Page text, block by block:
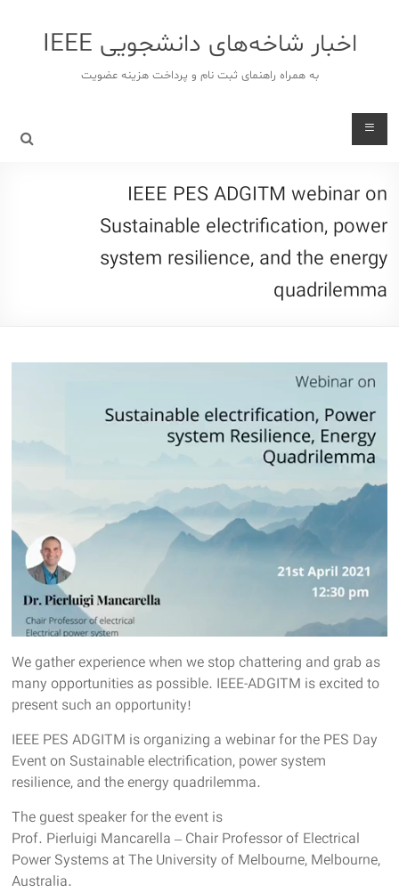
اخبار شاخه‌های دانشجویی IEEE
به همراه راهنمای ثبت نام و پرداخت هزینه عضویت
IEEE PES ADGITM webinar on
Sustainable electrification, power
system resilience, and the energy
quadrilemma
We gather experience when we stop chattering and grab as
many opportunities as possible. IEEE-ADGITM is excited to
present such an opportunity!
IEEE PES ADGITM is organizing a webinar for the PES Day
Event on Sustainable electrification, power system
resilience, and the energy quadrilemma.
The guest speaker for the event is
Prof. Pierluigi Mancarella – Chair Professor of Electrical
Power Systems at The University of Melbourne, Melbourne,
Australia.